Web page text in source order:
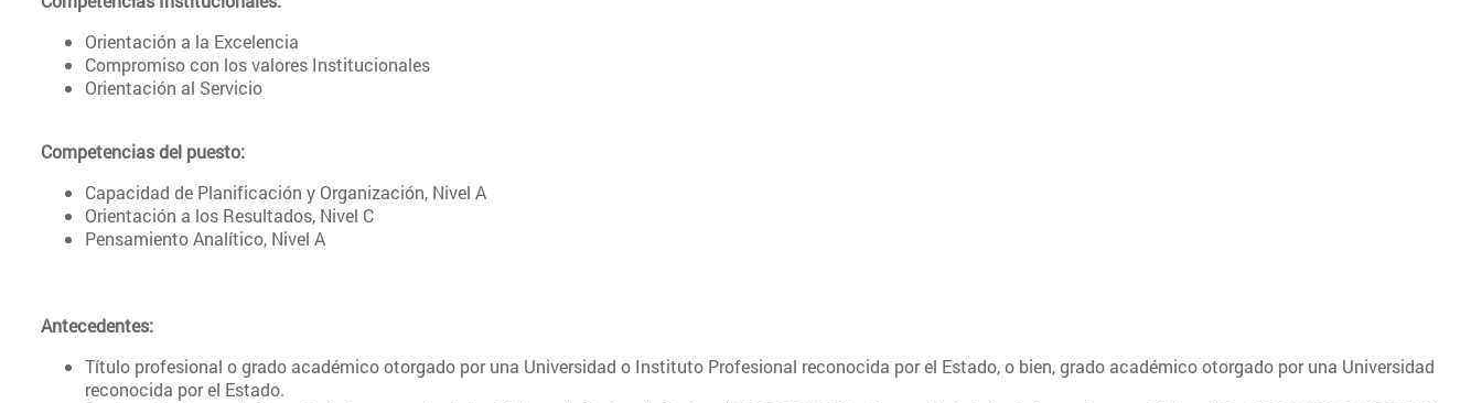
Orientación a la Excelencia
Compromiso con los valores Institucionales
Orientación al Servicio
Competencias del puesto:
Capacidad de Planificación y Organización, Nivel A
Orientación a los Resultados, Nivel C
Pensamiento Analítico, Nivel A
Antecedentes:
Título profesional o grado académico otorgado por una Universidad o Instituto Profesional reconocida por el Estado, o bien, grado académico otorgado por una Universidad
reconocida por el Estado.